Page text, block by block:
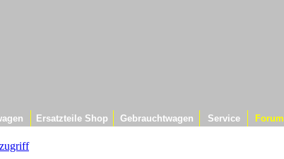
Ersatzteile Shop Gebrauchtwagen Service Forum